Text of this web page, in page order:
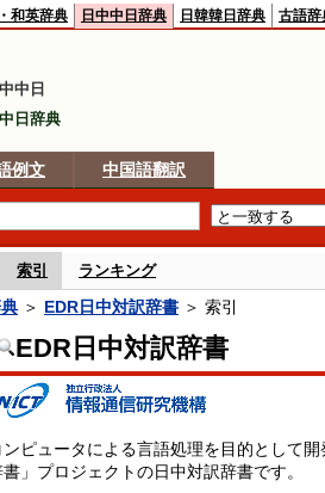
和英辞典 日中中日辞典 日韓韓日辞典 古語辞
中日
日辞典
例文 中国語翻訳
索引 ランキング
＞ EDR日中対訳辞書 ＞ 索引
EDR日中対訳辞書
ンピュータによる言語処理を目的として
書」プロジェクトの日中対訳辞書です。